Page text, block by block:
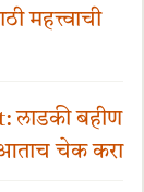
महत्त्वाची
लाडकी बहीण
आताच चेक करा